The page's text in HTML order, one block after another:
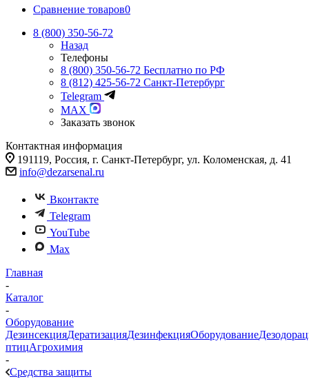
Сравнение товаров0
8 (800) 350-56-72
Назад
Телефоны
8 (800) 350-56-72 Бесплатно по РФ
8 (812) 425-56-72 Санкт-Петербург
Telegram
MAX
Заказать звонок
Контактная информация
191119, Россия, г. Санкт-Петербург, ул. Коломенская, д. 41
info@dezarsenal.ru
Вконтакте
Telegram
YouTube
Max
Главная
-
Каталог
-
Оборудование
ДезинсекцияДератизацияДезинфекцияОборудование
птицАгрохимия
-
Средства защиты